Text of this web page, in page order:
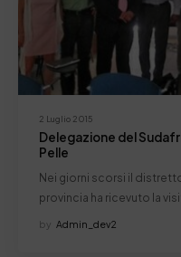
2 Luglio 2015
Delegazione del
Pelle
Nei giorni scorsi il
provincia ha ricevuto la
by Admin_dev2